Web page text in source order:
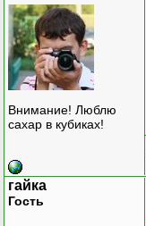
Внимание! Люблю
сахар в кубиках!
гайка
Гость